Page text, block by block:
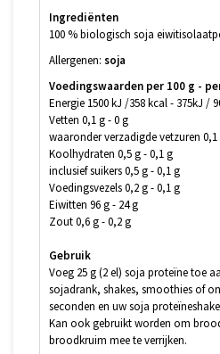
Ingrediënten
100 % biologisch soja
Allergenen: soja
Voedingswaarden per 100 g -
Energie 1500 kJ /358 kcal - 375kJ /
Vetten 0,1 g - 0 g
waaronder verzadigde vetzuren 0,1
Koolhydraten 0,5 g - 0,1 g
inclusief suikers 0,5 g - 0,1 g
Voedingsvezels 0,2 g - 0,1 g
Eiwitten 96 g - 24 g
Zout 0,6 g - 0,2 g
Gebruik
Voeg 25 g (2 el) soja proteïne toe
sojadrank, shakes, smoothies of
seconden en uw soja
Kan ook gebruikt worden om
broodkruim mee te verrijken.